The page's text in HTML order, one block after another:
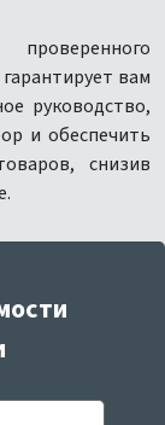
вам
руководство,
и обеспечить
снизив